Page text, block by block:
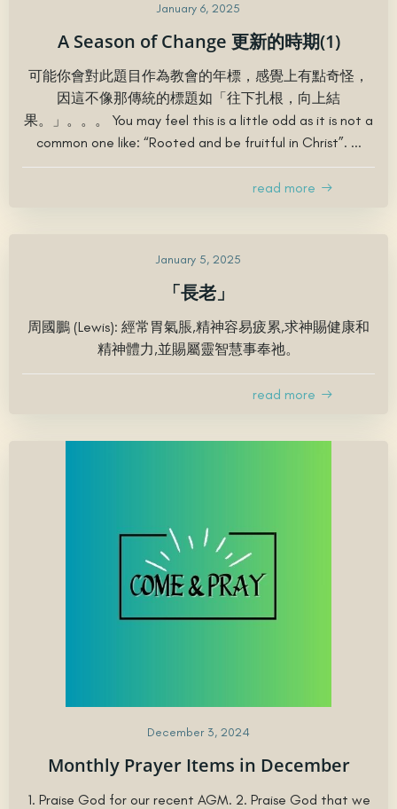
January 6, 2025
A Season of Change 更新的時期(1)
可能你會對此題目作為教會的年標，感覺上有點奇怪，
因這不像那傳統的標題如「往下扎根，向上結
果。」。。。 You may feel this is a little odd as it is not a
common one like: “Rooted and be fruitful in Christ”. ...
read more
January 5, 2025
「長老」
周國鵬 (Lewis): 經常胃氣脹,精神容易疲累,求神賜健康和
精神體力,並賜屬靈智慧事奉祂。
read more
December 3, 2024
Monthly Prayer Items in December
1. Praise God for our recent AGM. 2. Praise God that we